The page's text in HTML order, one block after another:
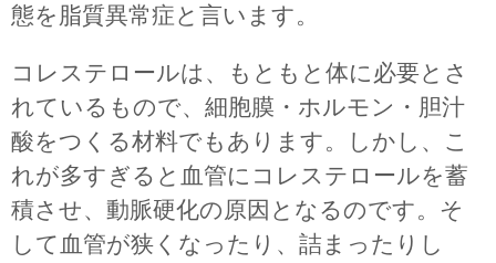
態を脂質異常症と言います。
コレステロールは、もともと体に必要とさ
れているもので、細胞膜・ホルモン・胆汁
酸をつくる材料でもあります。しかし、こ
れが多すぎると血管にコレステロールを蓄
積させ、動脈硬化の原因となるのです。そ
して血管が狭くなったり、詰まったりし